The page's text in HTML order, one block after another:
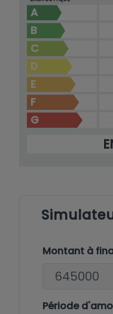
A
B
C
D
E
F
G
Montant à
Période